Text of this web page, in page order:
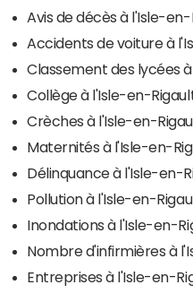
Avis de décès à l'Isle-en-
Accidents de voiture à
Classement des lycées
Collège à l'Isle-en-
Crèches à l'Isle-en-
Maternités à l'Isle-en-
Délinquance à l'Isle-en-
Pollution à l'Isle-en-
Inondations à l'Isle-en-
Nombre d'infirmières à
Entreprises à l'Isle-en-